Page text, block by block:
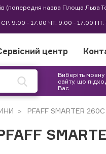
(попередня назва Площа Льва
9:00 - 17:00 ЧТ. 9:00 - 17:00
центр
Виберіть
сайту, що
Вас
PFAFF SMARTER 260C